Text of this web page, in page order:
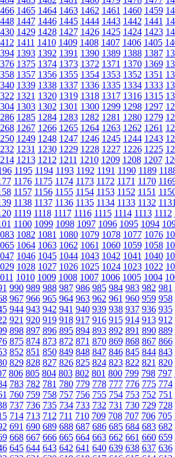
1465 1464 1463 1462 1461 1460 1459
1447 1446 1445 1444 1443 1442 1441
1429 1428 1427 1426 1425 1424 1423
1411 1410 1409 1408 1407 1406 1405
1393 1392 1391 1390 1389 1388 1387
1375 1374 1373 1372 1371 1370 1369
1357 1356 1355 1354 1353 1352 1351
1339 1338 1337 1336 1335 1334 1333
1321 1320 1319 1318 1317 1316 1315
1303 1302 1301 1300 1299 1298 1297
1285 1284 1283 1282 1281 1280 1279
1267 1266 1265 1264 1263 1262 1261
1249 1248 1247 1246 1245 1244 1243
1231 1230 1229 1228 1227 1226 1225
1213 1212 1211 1210 1209 1208 1207
1195 1194 1193 1192 1191 1190 1189
1176 1175 1174 1173 1172 1171 1170
1157 1156 1155 1154 1153 1152 1151
1138 1137 1136 1135 1134 1133 1132 1131
1119 1118 1117 1116 1115 1114 1113 1112
1100 1099 1098 1097 1096 1095 1094
1082 1081 1080 1079 1078 1077 1076
1064 1063 1062 1061 1060 1059 1058
1046 1045 1044 1043 1042 1041 1040
1028 1027 1026 1025 1024 1023 1022
1010 1009 1008 1007 1006 1005 1004
990 989 988 987 986 985 984 983 982 981
967 966 965 964 963 962 961 960 959 958
944 943 942 941 940 939 938 937 936 935
921 920 919 918 917 916 915 914 913 912
898 897 896 895 894 893 892 891 890 889
875 874 873 872 871 870 869 868 867 866
852 851 850 849 848 847 846 845 844 843
829 828 827 826 825 824 823 822 821 820
806 805 804 803 802 801 800 799 798 797
783 782 781 780 779 778 777 776 775 774
760 759 758 757 756 755 754 753 752 751
737 736 735 734 733 732 731 730 729 728
714 713 712 711 710 709 708 707 706 705
691 690 689 688 687 686 685 684 683 682
668 667 666 665 664 663 662 661 660 659
645 644 643 642 641 640 639 638 637 636